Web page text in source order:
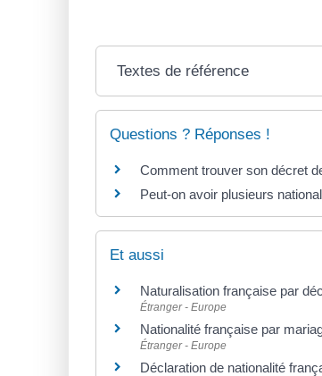
Textes de référence
Questions ? Réponses !
Comment trouver son décret
Peut-on avoir plusieurs
Et aussi
Naturalisation française par
Étranger - Europe
Nationalité française par
Étranger - Europe
Déclaration de nationalité